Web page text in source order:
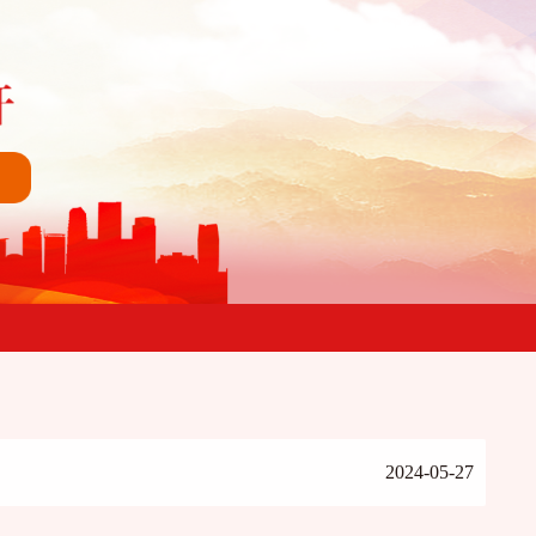
2024-05-27